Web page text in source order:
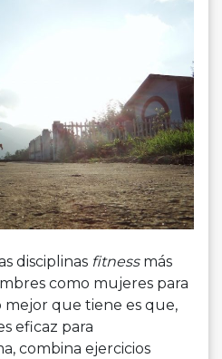
disciplinas fitnessmás
como mujeres para
que tiene es que,
eficaz para
combina ejercicios